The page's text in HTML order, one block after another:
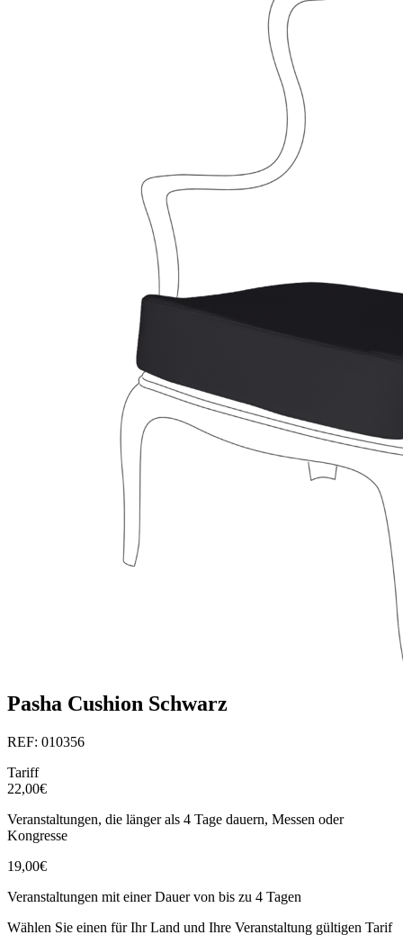
Pasha Cushion Schwarz
REF: 010356
Tariff
22,00€
Veranstaltungen, die länger als 4 Tage dauern, Messen oder
Kongresse
19,00€
Veranstaltungen mit einer Dauer von bis zu 4 Tagen
Wählen Sie einen für Ihr Land und Ihre Veranstaltung gültigen Tarif